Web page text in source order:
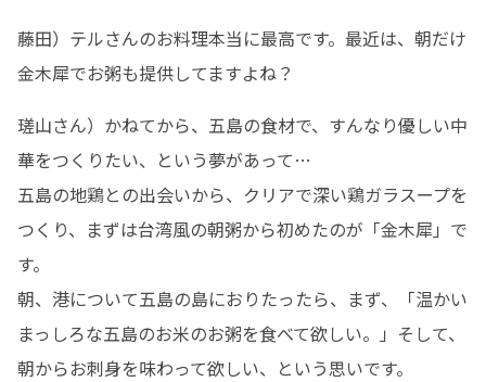
藤田）テルさんのお料理本当に最高です。最近は、朝だけ
金木犀でお粥も提供してますよね？
瑳山さん）かねてから、五島の食材で、すんなり優しい中
華をつくりたい、という夢があって…
五島の地鶏との出会いから、クリアで深い鶏ガラスープを
つくり、まずは台湾風の朝粥から初めたのが「金木犀」で
す。
朝、港について五島の島におりたったら、まず、「温かい
まっしろな五島のお米のお粥を食べて欲しい。」そして、
朝からお刺身を味わって欲しい、という思いです。